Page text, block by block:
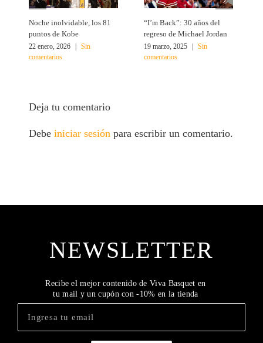
Noche inolvidable, los 81
puntos de Kobe
22 enero, 2026 |
Sin
comentarios
“I’m Back”: 30 años del
regreso de Michael Jordan
19 marzo, 2025 |
Sin
comentarios
Deja tu comentario
Debeiniciar sesiónpara escribir un comentario.
NEWSLETTER
Recibe el mejor contenido de Viva Basquet en
tu mail y un cupón con -10% en la tienda